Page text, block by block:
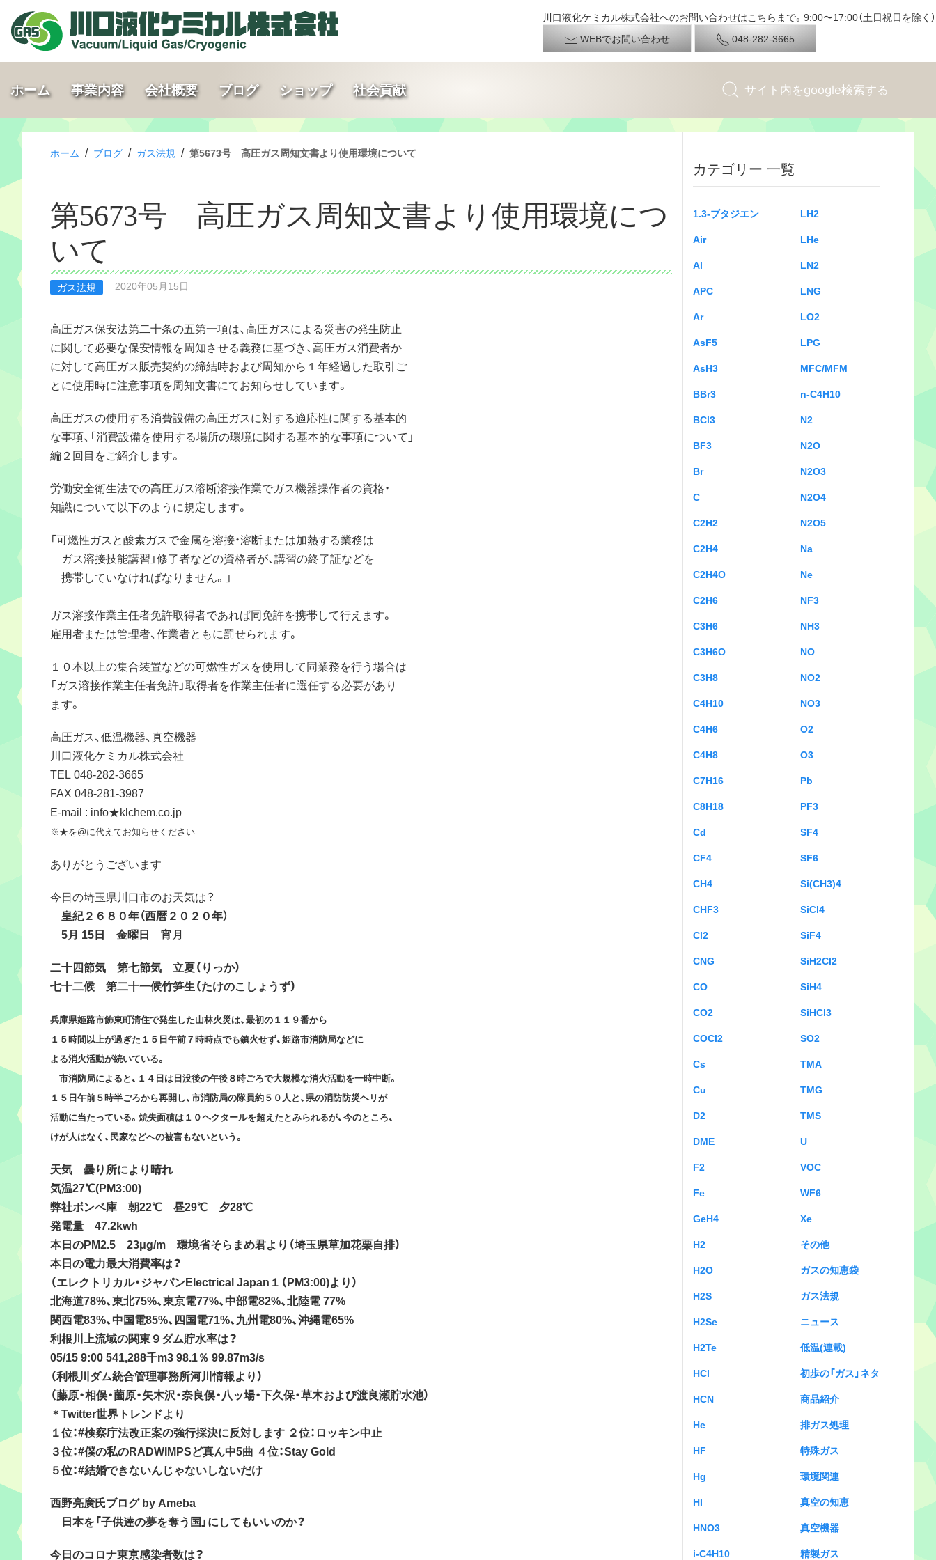
川口液化ケミカル株式会社へのお問い合わせはこちらまで。9:00〜17:00（土日祝日を除く）
WEBでお問い合わせ
048-282-3665
ホーム 事業内容 会社概要 ブログ ショップ 社会貢献
ホーム / ブログ / ガス法規 / 第5673号 高圧ガス周知文書より使用環境について
第5673号 高圧ガス周知文書より使用環境につ
いて
ガス法規 2020年05月15日
高圧ガス保安法第二十条の五第一項は、高圧ガスによる災害の発生防止
に関して必要な保安情報を周知させる義務に基づき、高圧ガス消費者か
に対して高圧ガス販売契約の締結時および周知から１年経過した取引ご
とに使用時に注意事項を周知文書にてお知らせしています。
高圧ガスの使用する消費設備の高圧ガスに対する適応性に関する基本的
な事項、「消費設備を使用する場所の環境に関する基本的な事項について」
編２回目をご紹介します。
労働安全衛生法での高圧ガス溶断溶接作業でガス機器操作者の資格・
知識について以下のように規定します。
「可燃性ガスと酸素ガスで金属を溶接・溶断または加熱する業務は
ガス溶接技能講習」修了者などの資格者が、講習の終了証などを
携帯していなければなりません。」
ガス溶接作業主任者免許取得者であれば同免許を携帯して行えます。
雇用者または管理者、作業者ともに罰せられます。
１０本以上の集合装置などの可燃性ガスを使用して同業務を行う場合は
「ガス溶接作業主任者免許」取得者を作業主任者に選任する必要があり
ます。
高圧ガス、低温機器、真空機器
川口液化ケミカル株式会社
TEL 048-282-3665
FAX 048-281-3987
E-mail : info★klchem.co.jp
※★を@に代えてお知らせください
ありがとうございます
今日の埼玉県川口市のお天気は？
皇紀２６８０年（西暦２０２０年）
5月 15日 金曜日 宵月
二十四節気 第七節気 立夏（りっか）
七十二候 第二十一候竹笋生（たけのこしょうず）
兵庫県姫路市飾東町清住で発生した山林火災は、最初の１１９番から
１５時間以上が過ぎた１５日午前７時時点でも鎮火せず、姫路市消防局などに
よる消火活動が続いている。
市消防局によると、１４日は日没後の午後８時ごろで大規模な消火活動を一時中断。
１５日午前５時半ごろから再開し、市消防局の隊員約５０人と、県の消防防災ヘリが
活動に当たっている。焼失面積は１０ヘクタールを超えたとみられるが、今のところ、
けが人はなく、民家などへの被害もないという。
天気 曇り所により晴れ
気温27℃(PM3:00)
弊社ボンベ庫 朝22℃ 昼29℃ 夕28℃
発電量 47.2kwh
本日のPM2.5 23μg/m 環境省そらまめ君より（埼玉県草加花栗自排）
本日の電力最大消費率は？
（エレクトリカル・ジャパンElectrical Japan１（PM3:00)より）
北海道78%、東北75%、東京電77%、中部電82%、北陸電 77%
関西電83%、中国電85%、四国電71%、九州電80%、沖縄電65%
利根川上流域の関東９ダム貯水率は？
05/15 9:00 541,288千m3 98.1％ 99.87m3/s
（利根川ダム統合管理事務所河川情報より）
（藤原・相俣・薗原・矢木沢・奈良俣・八ッ場・下久保・草木および渡良瀬貯水池）
＊Twitter世界トレンドより
１位：#検察庁法改正案の強行採決に反対します ２位：ロッキン中止
３位：#僕の私のRADWIMPSど真ん中5曲 ４位：Stay Gold
５位：#結婚できないんじゃないしないだけ
西野亮廣氏ブログ by Ameba
日本を「子供達の夢を奪う国」にしてもいいのか？
今日のコロナ東京感染者数は？
カテゴリー 一覧
1.3-ブタジエン
Air
Al
APC
Ar
AsF5
AsH3
BBr3
BCl3
BF3
Br
C
C2H2
C2H4
C2H4O
C2H6
C3H6
C3H6O
C3H8
C4H10
C4H6
C4H8
C7H16
C8H18
Cd
CF4
CH4
CHF3
Cl2
CNG
CO
CO2
COCl2
Cs
Cu
D2
DME
F2
Fe
GeH4
H2
H2O
H2S
H2Se
H2Te
HCl
HCN
He
HF
Hg
HI
HNO3
i-C4H10
LH2
LHe
LN2
LNG
LO2
LPG
MFC/MFM
n-C4H10
N2
N2O
N2O3
N2O4
N2O5
Na
Ne
NF3
NH3
NO
NO2
NO3
O2
O3
Pb
PF3
SF4
SF6
Si(CH3)4
SiCl4
SiF4
SiH2Cl2
SiH4
SiHCl3
SO2
TMA
TMG
TMS
U
VOC
WF6
Xe
その他
ガスの知恵袋
ガス法規
ニュース
低温(連載)
初歩の「ガス」ネタ
商品紹介
排ガス処理
特殊ガス
環境関連
真空の知恵
真空機器
精製ガス